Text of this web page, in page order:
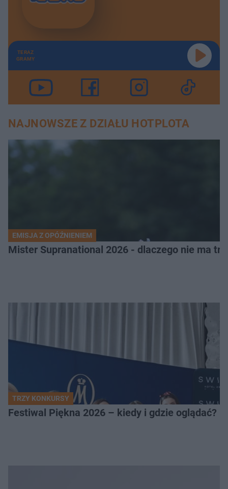
TERAZ
GRAMY
NAJNOWSZE Z DZIAŁU HOTPLOTA
EMISJA Z OPÓŹNIENIEM
Mister Supranational 2026 - dlaczego nie ma
TRZY KONKURSY
Festiwal Piękna 2026 – kiedy i gdzie oglądać?